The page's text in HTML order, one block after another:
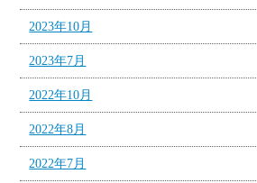
2023年10月
2023年7月
2022年10月
2022年8月
2022年7月